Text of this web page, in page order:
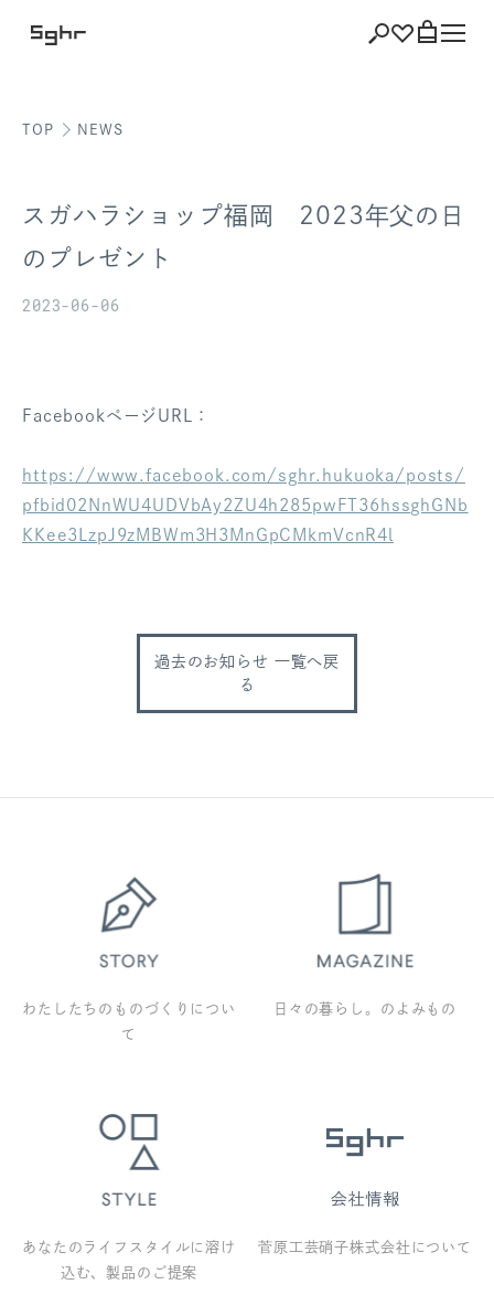
ショッピング バッグを見る
お気に入り
ログアウト
TOP NEWS
スガハラショップ福岡 2023年父の日
のプレゼント
2023-06-06
FacebookページURL：
https://www.facebook.com/sghr.hukuoka/posts/
pfbid02NnWU4UDVbAy2ZU4h285pwFT36hssghGNb
KKee3LzpJ9zMBWm3H3MnGpCMkmVcnR4l
過去のお知らせ 一覧へ戻
る
わたしたちのものづくりについ
て
日々の暮らし。のよみもの
あなたのライフスタイルに溶け
込む、製品のご提案
菅原工芸硝子株式会社について